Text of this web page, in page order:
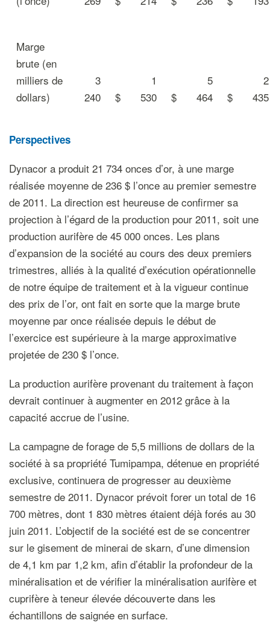
Marge
brute (en
milliers de
dollars)
3
240
$
1
530
$
5
464
$
2
435
Perspectives
Dynacor a produit 21 734 onces d’or, à une marge
réalisée moyenne de 236 $ l’once au premier semestre
de 2011. La direction est heureuse de confirmer sa
projection à l’égard de la production pour 2011, soit une
production aurifère de 45 000 onces. Les plans
d’expansion de la société au cours des deux premiers
trimestres, alliés à la qualité d’exécution opérationnelle
de notre équipe de traitement et à la vigueur continue
des prix de l’or, ont fait en sorte que la marge brute
moyenne par once réalisée depuis le début de
l’exercice est supérieure à la marge approximative
projetée de 230 $ l’once.
La production aurifère provenant du traitement à façon
devrait continuer à augmenter en 2012 grâce à la
capacité accrue de l’usine.
La campagne de forage de 5,5 millions de dollars de la
société à sa propriété Tumipampa, détenue en propriété
exclusive, continuera de progresser au deuxième
semestre de 2011. Dynacor prévoit forer un total de 16
700 mètres, dont 1 830 mètres étaient déjà forés au 30
juin 2011. L’objectif de la société est de se concentrer
sur le gisement de minerai de skarn, d’une dimension
de 4,1 km par 1,2 km, afin d’établir la profondeur de la
minéralisation et de vérifier la minéralisation aurifère et
cuprifère à teneur élevée découverte dans les
échantillons de saignée en surface.